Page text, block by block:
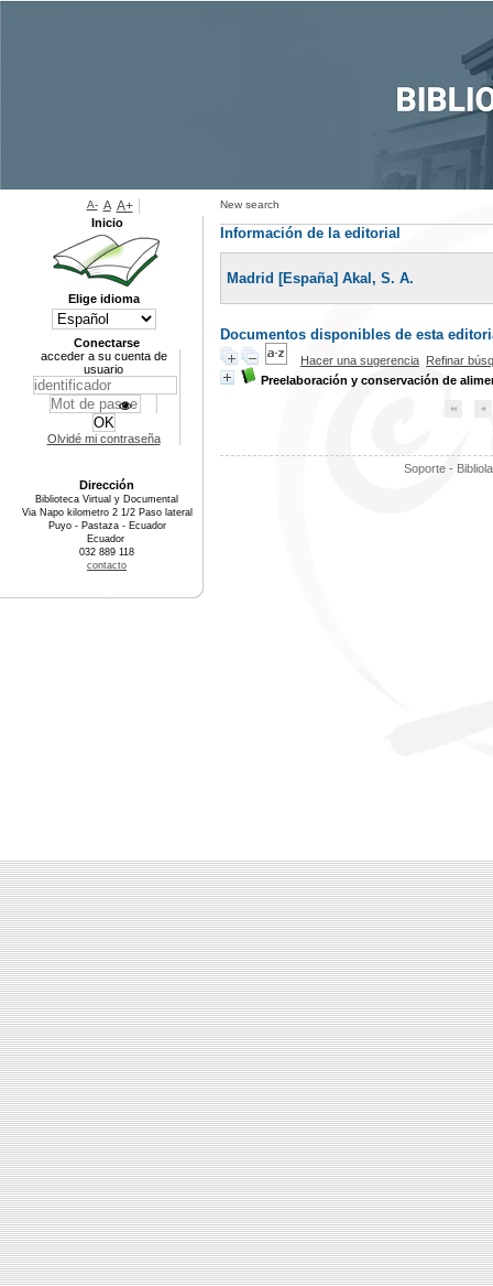
New search
Información de la editorial
Madrid [España] Akal, S. A.
Documentos disponibles de esta
Hacer una sugerencia Refinar
Preelaboración y conservación de
Soporte -
A- A A+
Inicio
Elige idioma
Conectarse
acceder a su cuenta de
usuario
Olvidé mi contraseña
Dirección
Biblioteca Virtual y Documental
Via Napo kilometro 2 1/2 Paso lateral
Puyo - Pastaza - Ecuador
Ecuador
032 889 118
contacto